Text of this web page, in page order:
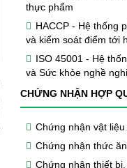
thực phẩm
HACCP - Hệ thống
và kiểm soát điểm tới
ISO 45001 - Hệ
và Sức khỏe nghề
CHỨNG NHẬN HỢP
Chứng nhận vật
Chứng nhận thức
Chứng nhận thiết